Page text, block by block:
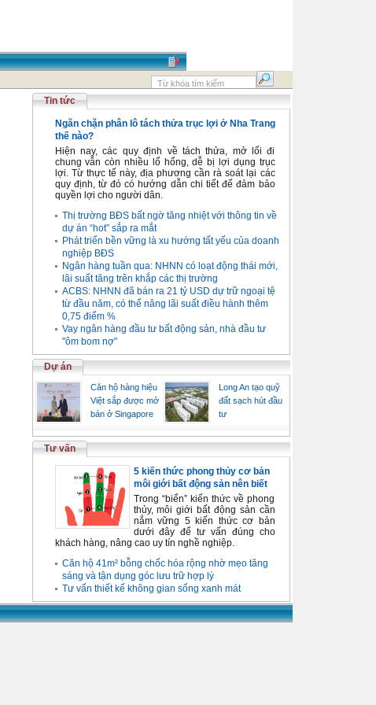
Tin tức
Ngăn chặn phân lô tách thửa trục lợi ở Nha Trang
thế nào?
Hiện nay, các quy định về tách thửa, mở lối đi
chung vẫn còn nhiều lổ hổng, dễ bị lợi dụng trục
lợi. Từ thực tế này, địa phương cần rà soát lại các
quy định, từ đó có hướng dẫn chi tiết để đảm bảo
quyền lợi cho người dân.
Thị trường BĐS bất ngờ tăng nhiệt với thông tin về
dự án “hot” sắp ra mắt
Phát triển bền vững là xu hướng tất yếu của doanh
nghiệp BĐS
Ngân hàng tuần qua: NHNN có loạt động thái mới,
lãi suất tăng trên khắp các thị trường
ACBS: NHNN đã bán ra 21 tỷ USD dự trữ ngoại tệ
từ đầu năm, có thể nâng lãi suất điều hành thêm
0,75 điểm %
Vay ngân hàng đầu tư bất động sản, nhà đầu tư
"ôm bom nợ"
Dự án
Căn hộ hàng hiệu
Việt sắp được mở
bán ở Singapore
Long An tạo quỹ
đất sạch hút đầu
tư
Tư vấn
5 kiến thức phong thủy cơ bản
môi giới bất động sản nên biết
Trong “biển” kiến thức về phong
thủy, môi giới bất động sản cần
nắm vững 5 kiến thức cơ bản
dưới đây để tư vấn đúng cho
khách hàng, nâng cao uy tín nghề nghiệp.
Căn hộ 41m² bỗng chốc hóa rộng nhờ mẹo tăng
sáng và tận dụng góc lưu trữ hợp lý
Tư vấn thiết kế không gian sống xanh mát